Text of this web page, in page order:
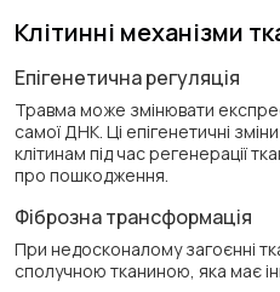
Клітинні механізми
Епігенетична регуляція
Травма може змінювати
самої ДНК. Ці епігенетичні
клітинам під час регенерації
про пошкодження.
Фіброзна трансформація
При недосконалому загоєнні
сполучною тканиною, яка має